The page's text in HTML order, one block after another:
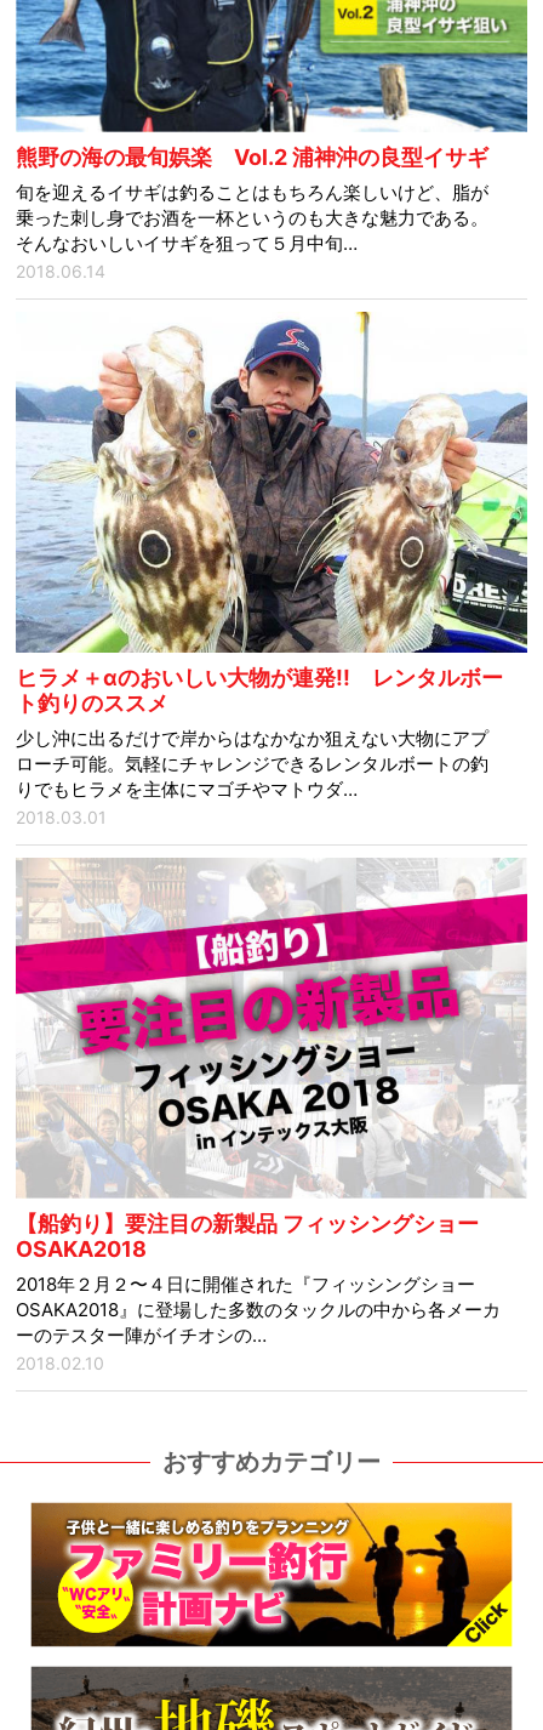
熊野の海の最旬娯楽 Vol.2 浦神沖の良型イサギ
旬を迎えるイサギは釣ることはもちろん楽しいけど、脂が
乗った刺し身でお酒を一杯というのも大きな魅力である。
そんなおいしいイサギを狙って５月中旬…
2018.06.14
ヒラメ＋αのおいしい大物が連発!! レンタルボー
ト釣りのススメ
少し沖に出るだけで岸からはなかなか狙えない大物にアプ
ローチ可能。気軽にチャレンジできるレンタルボートの釣
りでもヒラメを主体にマゴチやマトウダ…
2018.03.01
【船釣り】要注目の新製品 フィッシングショー
OSAKA2018
2018年２月２〜４日に開催された『フィッシングショー
OSAKA2018』に登場した多数のタックルの中から各メーカ
ーのテスター陣がイチオシの…
2018.02.10
おすすめカテゴリー